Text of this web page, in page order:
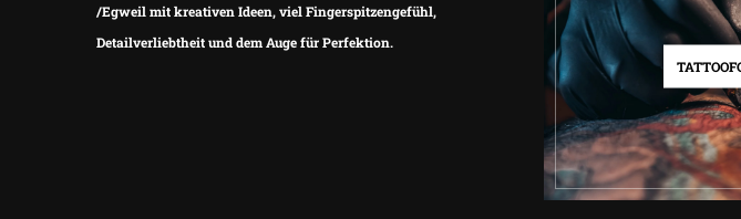
/Egweil mit kreativen Ideen, viel Fingerspitzengefühl,
Detailverliebtheit und dem Auge für Perfektion.